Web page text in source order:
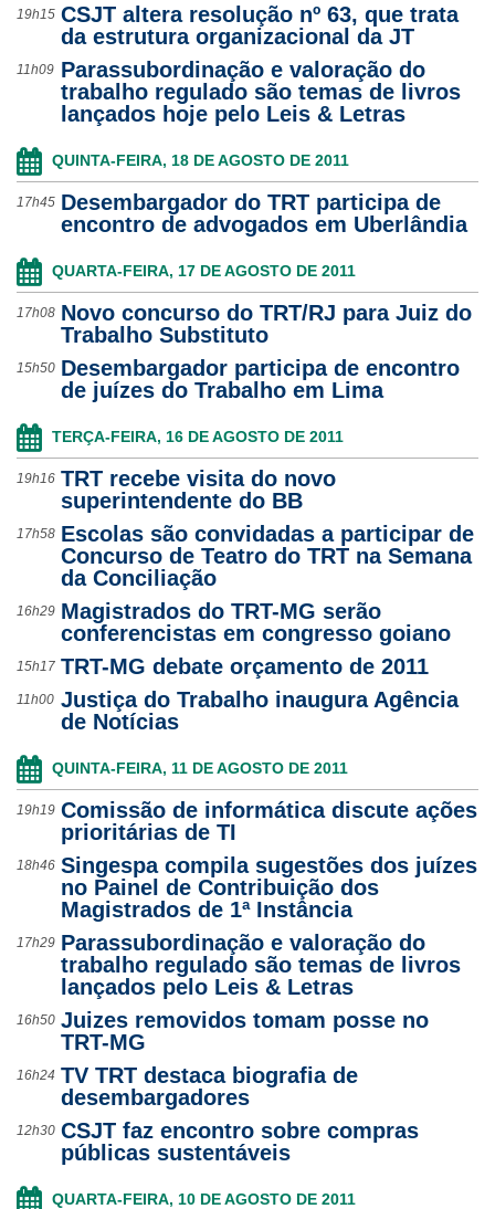
19h15 CSJT altera resolução nº 63, que trata
da estrutura organizacional da JT
11h09 Parassubordinação e valoração do
trabalho regulado são temas de livros
lançados hoje pelo Leis & Letras
QUINTA-FEIRA, 18 DE AGOSTO DE 2011
17h45 Desembargador do TRT participa de
encontro de advogados em Uberlândia
QUARTA-FEIRA, 17 DE AGOSTO DE 2011
17h08 Novo concurso do TRT/RJ para Juiz do
Trabalho Substituto
15h50 Desembargador participa de encontro
de juízes do Trabalho em Lima
TERÇA-FEIRA, 16 DE AGOSTO DE 2011
19h16 TRT recebe visita do novo
superintendente do BB
17h58 Escolas são convidadas a participar de
Concurso de Teatro do TRT na Semana
da Conciliação
16h29 Magistrados do TRT-MG serão
conferencistas em congresso goiano
15h17 TRT-MG debate orçamento de 2011
11h00 Justiça do Trabalho inaugura Agência
de Notícias
QUINTA-FEIRA, 11 DE AGOSTO DE 2011
19h19 Comissão de informática discute ações
prioritárias de TI
18h46 Singespa compila sugestões dos juízes
no Painel de Contribuição dos
Magistrados de 1ª Instância
17h29 Parassubordinação e valoração do
trabalho regulado são temas de livros
lançados pelo Leis & Letras
16h50 Juizes removidos tomam posse no
TRT-MG
16h24 TV TRT destaca biografia de
desembargadores
12h30 CSJT faz encontro sobre compras
públicas sustentáveis
QUARTA-FEIRA, 10 DE AGOSTO DE 2011